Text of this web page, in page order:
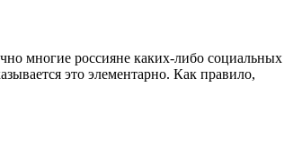
многие россияне каких-либо социальных
это элементарно. Как правило,